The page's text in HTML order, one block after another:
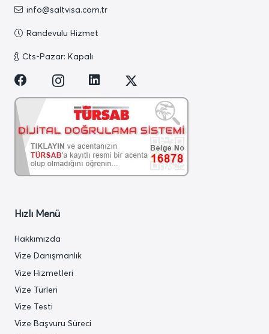
info@saltvisa.com.tr
Randevulu Hizmet
Cts-Pazar: Kapalı
Hızlı Menü
Hakkımızda
Vize Danışmanlık
Vize Hizmetleri
Vize Türleri
Vize Testi
Vize Başvuru Süreci